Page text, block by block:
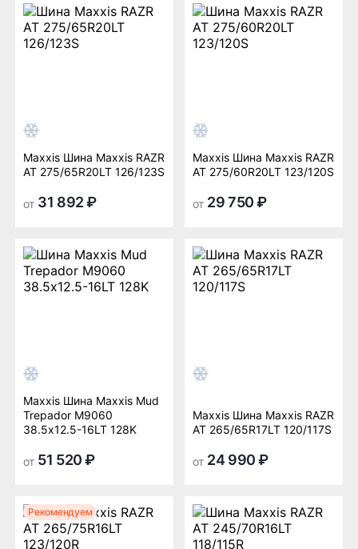
Maxxis Шина Maxxis RAZR
AT 275/65R20LT 126/123S
от 31 892 ₽
Maxxis Шина Maxxis RAZR
AT 275/60R20LT 123/120S
от 29 750 ₽
Maxxis Шина Maxxis Mud
Trepador М9060
38.5x12.5-16LT 128K
от 51 520 ₽
Maxxis Шина Maxxis RAZR
AT 265/65R17LT 120/117S
от 24 990 ₽
Рекомендуем